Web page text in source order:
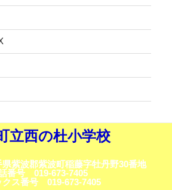
立西の杜小学校
紫波郡紫波町稲藤字牡丹野30番地
番号 019-673-7405
クス番号 019-673-7405